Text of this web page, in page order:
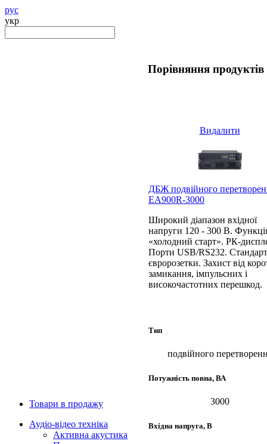
рус
укр
Товари в продажу
Аудіо-відео техніка
Активна акустика
Порівняння продуктів
Видалити
ДБЖ подвійного
EA900R-3000
Широкий діапазон вхідної
напруги 120 - 300 В.
«холодний старт». РК-
Порти USB/RS232.
євророзетки. Захист від
замикання, імпульсних і
високочастотних перешкод.
Тип
подвійного
Потужність повна, ВА
3000
Вхідна напруга, В